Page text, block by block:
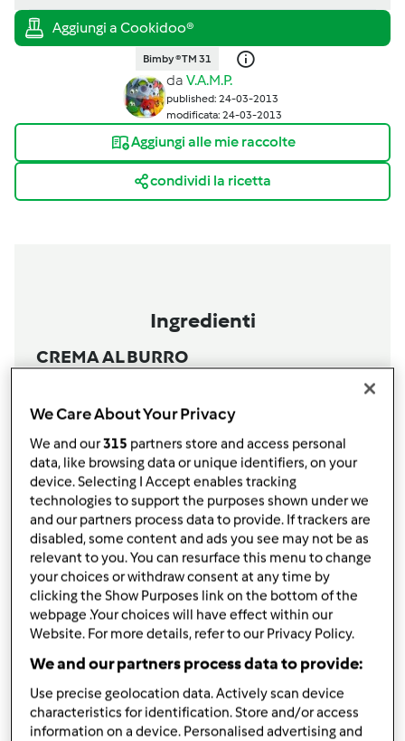
Bimby ® TM 31
da V.A.M.P.
published: 24-03-2013
modificata: 24-03-2013
Aggiungi alle mie raccolte
condividi la ricetta
Ingredienti
CREMA AL BURRO
250
zucchero
LATTE (oppure panna)
AROMA ARANCIO
Aggiungi alla lista della spesa
Accessori che ti serviranno
Spatola
acquista
Boccale Completo TM6
acquista
We Care About Your Privacy
We and our315 partners store and access personal
data, like browsing data or unique identifiers, on your
device. Selecting I Accept enables tracking
technologies to support the purposes shown under we
and our partners process data to provide. If trackers are
disabled, some content and ads you see may not be as
relevant to you. You can resurface this menu to change
your choices or withdraw consent at any time by
clicking the Show Purposes link on the bottom of the
webpage .Your choices will have effect within our
Website. For more details, refer to our Privacy Policy.
We and our partners process data to provide:
Use precise geolocation data. Actively scan device
characteristics for identification. Store and/or access
information on a device. Personalised advertising and